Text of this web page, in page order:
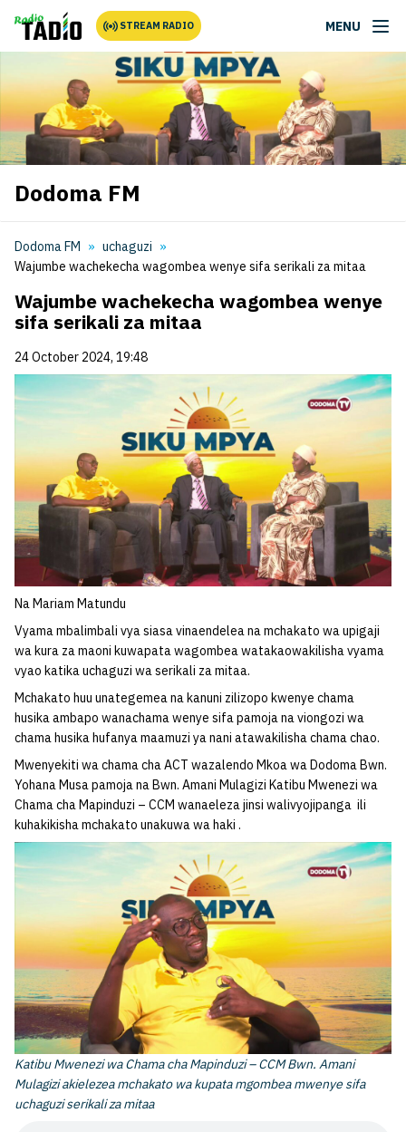
STREAM RADIO MENU
Dodoma FM
Dodoma FM
uchaguzi
Wajumbe wachekecha wagombea wenye sifa serikali za mitaa
Wajumbe wachekecha wagombea wenye
sifa serikali za mitaa
24 October 2024, 19:48
Na Mariam Matundu
Vyama mbalimbali vya siasa vinaendelea na mchakato wa upigaji
wa kura za maoni kuwapata wagombea watakaowakilisha vyama
vyao katika uchaguzi wa serikali za mitaa.
Mchakato huu unategemea na kanuni zilizopo kwenye chama
husika ambapo wanachama wenye sifa pamoja na viongozi wa
chama husika hufanya maamuzi ya nani atawakilisha chama chao.
Mwenyekiti wa chama cha ACT wazalendo Mkoa wa Dodoma Bwn.
Yohana Musa pamoja na Bwn. Amani Mulagizi Katibu Mwenezi wa
Chama cha Mapinduzi – CCM wanaeleza jinsi walivyojipanga ili
kuhakikisha mchakato unakuwa wa haki .
Katibu Mwenezi wa Chama cha Mapinduzi – CCM Bwn. Amani
Mulagizi akielezea mchakato wa kupata mgombea mwenye sifa
uchaguzi serikali za mitaa